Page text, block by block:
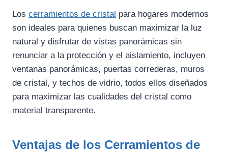
Los cerramientos de cristal para hogares modernos
son ideales para quienes buscan maximizar la luz
natural y disfrutar de vistas panorámicas sin
renunciar a la protección y el aislamiento, incluyen
ventanas panorámicas, puertas correderas, muros
de cristal, y techos de vidrio, todos ellos diseñados
para maximizar las cualidades del cristal como
material transparente.
Ventajas de los Cerramientos de